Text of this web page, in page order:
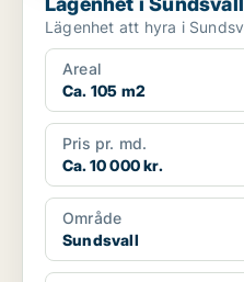
Areal
Ca. 105 m2
Pris pr. md.
Ca. 10 000 kr.
Område
Sundsvall